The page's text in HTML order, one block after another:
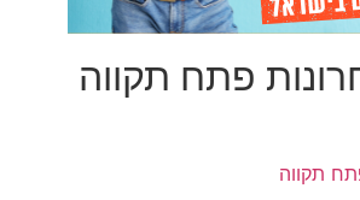
פתח תקווה